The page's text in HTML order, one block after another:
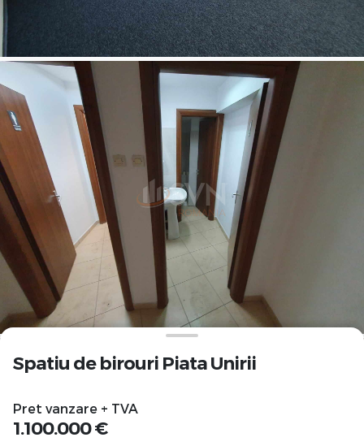
Spatiu de birouri Piata Unirii
Pret vanzare + TVA
1.100.000 €